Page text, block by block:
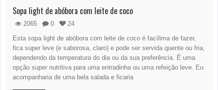
Sopa light de abóbora com leite de coco
2065 0
24
Esta sopa light de abóbora com leite de coco é facílima de fazer,
fica super leve (e saborosa, claro) e pode ser servida quente ou fria,
dependendo da temperatura do dia ou da sua preferência. É uma
opção super nutritiva para uma entradinha ou uma refeição leve. Eu
acompanharia de uma bela salada e ficaria